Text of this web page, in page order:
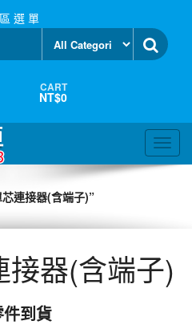
選 單
CART
NT$0
連接器(含端子)”
接器(含端子)
到貨